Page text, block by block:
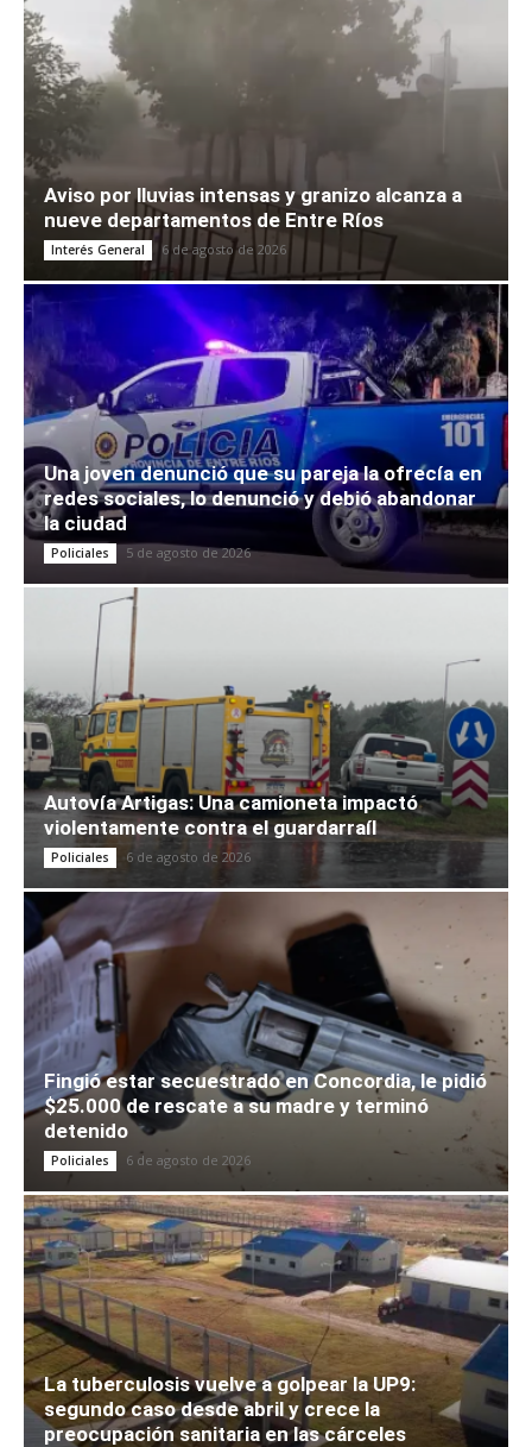
Aviso por lluvias intensas y granizo alcanza a
nueve departamentos de Entre Ríos
Interés General 6 de agosto de 2026
Una joven denunció que su pareja la ofrecía en
redes sociales, lo denunció y debió abandonar
la ciudad
Policiales 5 de agosto de 2026
Autovía Artigas: Una camioneta impactó
violentamente contra el guardarraíl
Policiales 6 de agosto de 2026
Fingió estar secuestrado en Concordia, le pidió
$25.000 de rescate a su madre y terminó
detenido
Policiales 6 de agosto de 2026
La tuberculosis vuelve a golpear la UP9:
segundo caso desde abril y crece la
preocupación sanitaria en las cárceles